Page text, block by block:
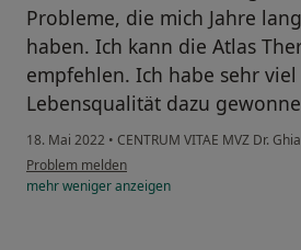
Probleme, die mich Jahre
haben. Ich kann die Atlas
empfehlen. Ich habe sehr
Lebensqualität dazu
18. Mai 2022 • CENTRUM VITAE MVZ Dr.
Problem melden
mehrwenigeranzeigen